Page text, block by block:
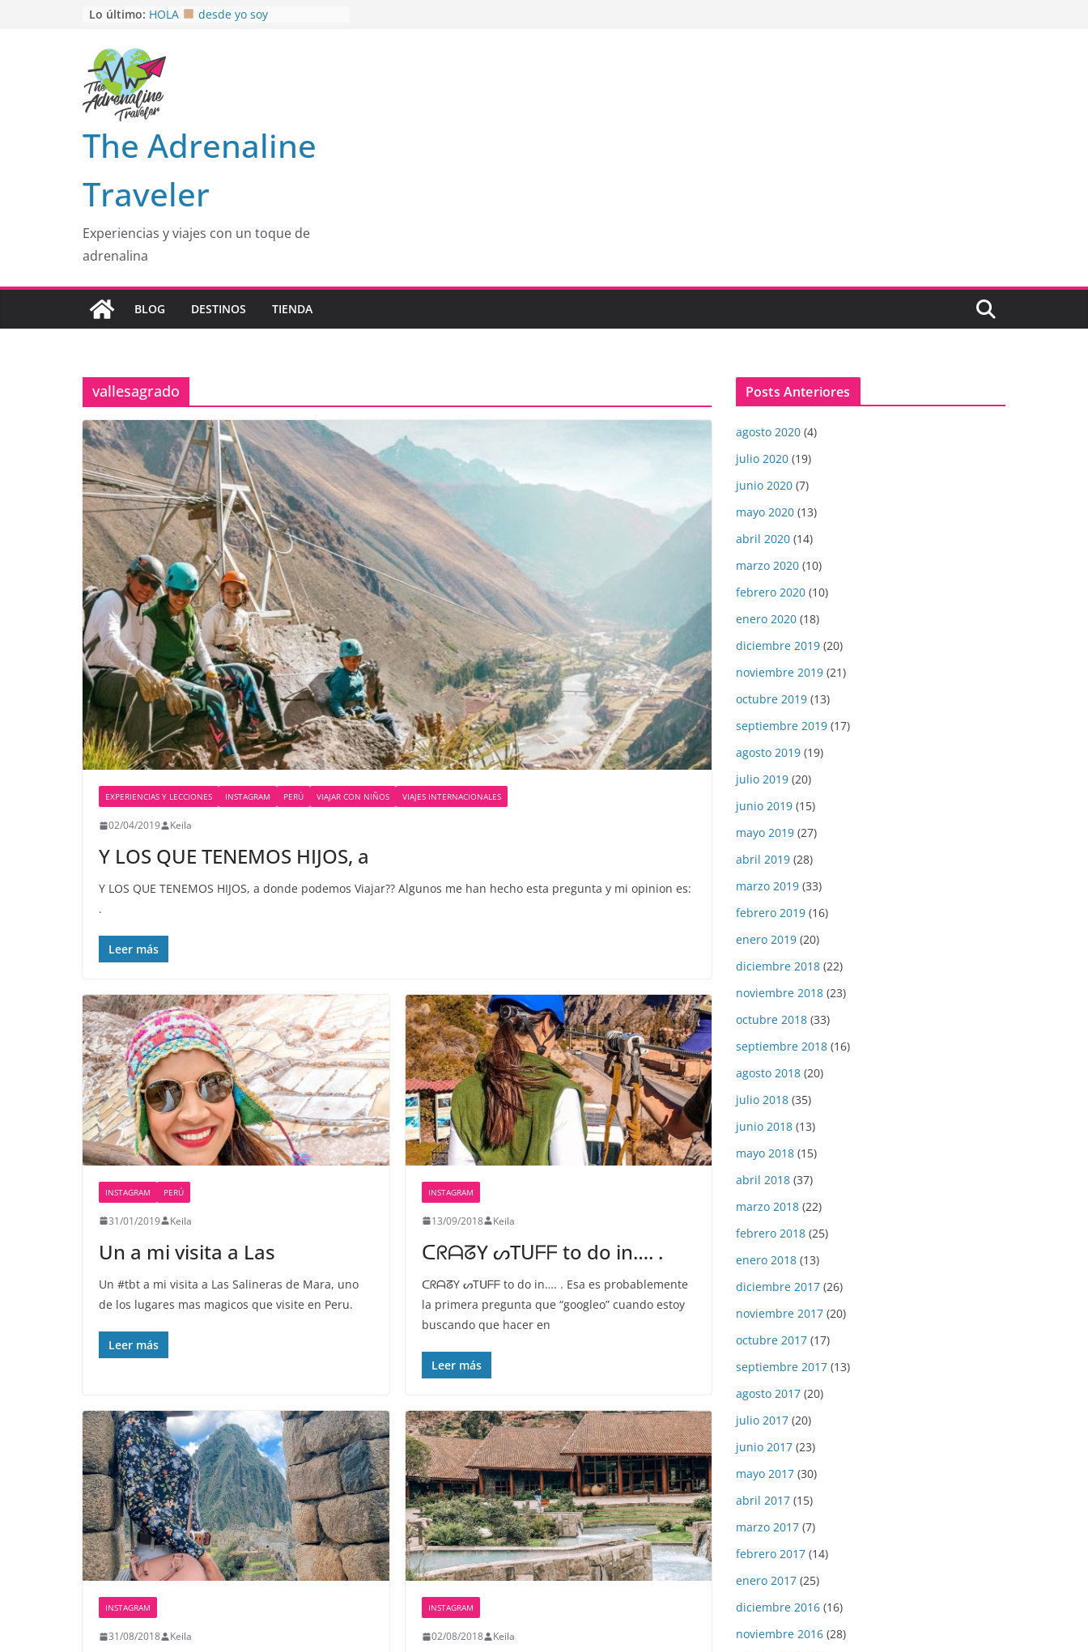
Lo último: HOLA
desde yo soy
EL SENDERO DEL CACAO: Excelente
opción
HOSPEDAJE AL NATURALSHH !!
En
MULITO!
The Adrenaline
Traveler
Experiencias y viajes con un toque de
adrenalina
BLOG DESTINOS TIENDA
vallesagrado
EXPERIENCIAS Y LECCIONES INSTAGRAM PERÚ VIAJAR CON NIÑOS VIAJES INTERNACIONALES
02/04/2019 Keila
Y LOS QUE TENEMOS HIJOS, a
Y LOS QUE TENEMOS HIJOS, a donde podemos Viajar?? Algunos me han hecho esta pregunta y mi opinion es:
.
Leer más
INSTAGRAM PERÚ
31/01/2019 Keila
Un a mi visita a Las
Un #tbt a mi visita a Las Salineras de Mara, uno
de los lugares mas magicos que visite en Peru.
Leer más
INSTAGRAM
13/09/2018 Keila
ᑕᖇᗩᘔY ᔕTᑌᖴᖴ to do in…. .
ᑕᖇᗩᘔY ᔕTᑌᖴᖴ to do in…. . Esa es probablemente
la primera pregunta que “googleo” cuando estoy
buscando que hacer en
Leer más
INSTAGRAM
31/08/2018 Keila
INSTAGRAM
02/08/2018 Keila
Posts Anteriores
agosto 2020 (4)
julio 2020 (19)
junio 2020 (7)
mayo 2020 (13)
abril 2020 (14)
marzo 2020 (10)
febrero 2020 (10)
enero 2020 (18)
diciembre 2019 (20)
noviembre 2019 (21)
octubre 2019 (13)
septiembre 2019 (17)
agosto 2019 (19)
julio 2019 (20)
junio 2019 (15)
mayo 2019 (27)
abril 2019 (28)
marzo 2019 (33)
febrero 2019 (16)
enero 2019 (20)
diciembre 2018 (22)
noviembre 2018 (23)
octubre 2018 (33)
septiembre 2018 (16)
agosto 2018 (20)
julio 2018 (35)
junio 2018 (13)
mayo 2018 (15)
abril 2018 (37)
marzo 2018 (22)
febrero 2018 (25)
enero 2018 (13)
diciembre 2017 (26)
noviembre 2017 (20)
octubre 2017 (17)
septiembre 2017 (13)
agosto 2017 (20)
julio 2017 (20)
junio 2017 (23)
mayo 2017 (30)
abril 2017 (15)
marzo 2017 (7)
febrero 2017 (14)
enero 2017 (25)
diciembre 2016 (16)
noviembre 2016 (28)